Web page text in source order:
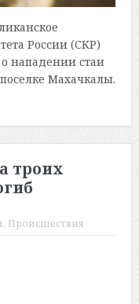
России (СКР)
нападении стаи
Махачкалы.
троих
, Происшествия